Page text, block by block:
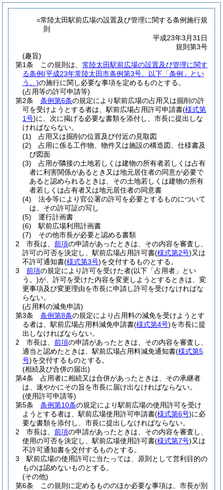
○常陸太田駅前広場の設置及び管理に関する条例施行規
則
平成23年3月31日
規則第3号
(趣旨)
第1条
この規則は、 常陸太田駅前広場の設置及び管理に関す
る条例(平成23年常陸太田市条例第3号。以下「条例」とい
う。)の施行に関し必要な事項を定めるものとする。
(占用等の許可申請等)
第2条
条例第6条の規定により駅前広場の占用又は掘削の許
可を受けようとする者は、駅前広場占用許可申請書(様式第
1号)に、次に掲げる必要な書類を添付し、市長に提出しな
ければならない。
(1)
占用又は掘削の位置及び付近の見取図
(2)
占用に係る工作物、物件又は施設の構造図、仕様書及
び図面
(3)
占用が隣接の土地若しくは建物の所有者若しくは占有
者に利害関係があるとき又は地元居住者の同意が必要で
あると認められるときは、その土地若しくは建物の所有
者若しくは占有者又は地元居住者の同意書
(4)
法令等により官公署の許可を必要とするものについて
は、その許可証の写し
(5)
運行計画書
(6)
駅前広場利用計画書
(7)
その他市長が必要と認める書類
2
市長は、 前項の申請があったときは、その内容を審査し、
許可の可否を決定し、駅前広場占用許可書(様式第2号)又は
不許可通知書(様式第3号)を交付するものとする。
3
前項の規定により許可を受けた者(以下「占用者」とい
う。)が、許可を受けた内容を変更しようとするときは、変
更事項及び変更理由を市長に申請し許可を受けなければな
らない。
(占用料の減免申請)
第3条
条例第8条の規定により占用料の減免を受けようとす
る者は、駅前広場占用料減免申請書(様式第4号)を市長に提
出しなければならない。
2
市長は、 前項の申請があったときは、その内容を審査し、
適当と認めたときは、駅前広場占用料減免通知書(様式第5
号)を交付するものとする。
(相続及び合併の届出)
第4条
占用者に相続又は合併があったときは、その承継者
は、速やかにその旨を市長に届け出なければならない。
(使用許可申請等)
第5条
条例第10条の規定により駅前広場の使用許可を受け
ようとする者は、駅前広場使用許可申請書(様式第6号)に必
要な書類を添付し、市長に提出しなければならない。
2
市長は、 前項の申請があったときは、その内容を審査し、
使用の可否を決定し、駅前広場使用許可書(様式第7号)又は
不許可通知書を交付するものとする。
3
駅前広場の使用許可に当たっては、原則として営利目的の
ものは認めないものとする。
(その他)
第6条
この規則に定めるもののほか必要な事項は、市長が別